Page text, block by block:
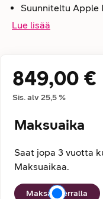
Suunniteltu Apple
Lue lisää
Hintatiedot
849,00 €
Sis. alv25,5 %
Maksuaika
Saat jopa 3 vuotta
Maksuaikaa.
Maksuaika
Maksan kerralla